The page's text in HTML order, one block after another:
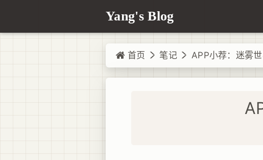
Yang's Blog
首页 笔记 APP小荐：迷雾